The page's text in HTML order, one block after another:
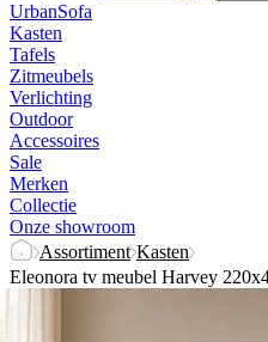
UrbanSofa
Kasten
Tafels
Zitmeubels
Verlichting
Outdoor
Accessoires
Sale
Merken
Collectie
Onze showroom
Assortiment Kasten
Eleonora tv meubel Harvey